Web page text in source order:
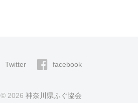
Twitter facebook
© 2026 神奈川県ふぐ協会